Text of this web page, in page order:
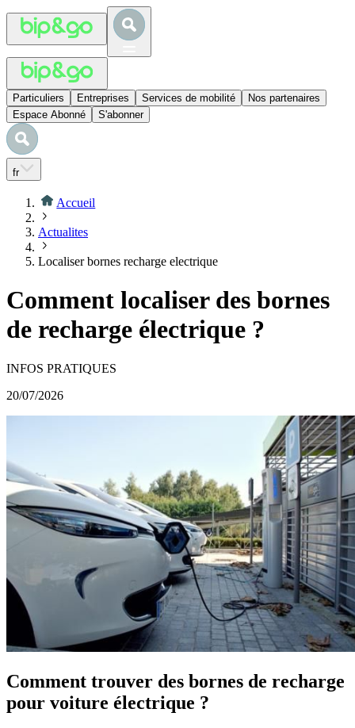
Particuliers Entreprises Services de mobilité
Nos partenaires
Espace Abonné
S'abonner
fr
Accueil
Actualites
Localiser bornes recharge electrique
Comment localiser des bornes
de recharge électrique ?
INFOS PRATIQUES
20/07/2026
Comment trouver des bornes de recharge
pour voiture électrique ?